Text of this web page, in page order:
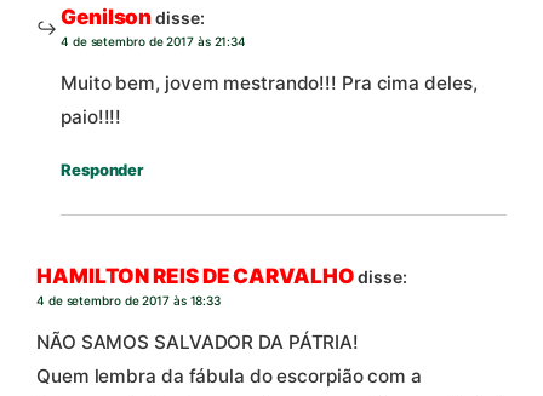
Genilsondisse:
4 de setembro de 2017 às 21:34
Muito bem, jovem mestrando!!! Pra cima deles,
paio!!!!
Responder
HAMILTON REIS DE CARVALHO disse:
4 de setembro de 2017 às 18:33
NÃO SAMOS SALVADOR DA PÁTRIA!
Quem lembra da fábula do escorpião com a